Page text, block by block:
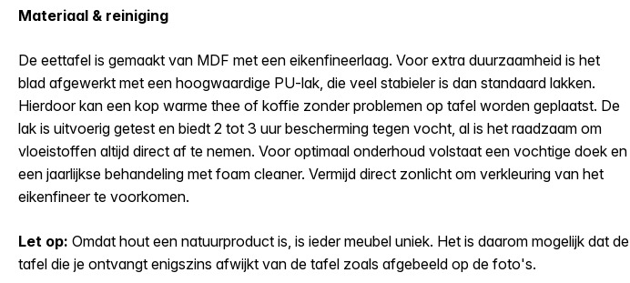
Materiaal & reiniging
De eettafel is gemaakt van MDF met een eikenfineerlaag. Voor extra duurzaamheid is het
blad afgewerkt met een hoogwaardige PU-lak, die veel stabieler is dan standaard lakken.
Hierdoor kan een kop warme thee of koffie zonder problemen op tafel worden geplaatst. De
lak is uitvoerig getest en biedt 2 tot 3 uur bescherming tegen vocht, al is het raadzaam om
vloeistoffen altijd direct af te nemen. Voor optimaal onderhoud volstaat een vochtige doek en
een jaarlijkse behandeling met foam cleaner. Vermijd direct zonlicht om verkleuring van het
eikenfineer te voorkomen.
Let op: Omdat hout een natuurproduct is, is ieder meubel uniek. Het is daarom mogelijk dat de
tafel die je ontvangt enigszins afwijkt van de tafel zoals afgebeeld op de foto's.